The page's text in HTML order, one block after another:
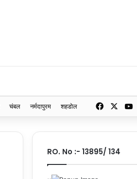
चंबल नर्मदापुरम शहडोल Facebook
RO. No :- 13895/ 134